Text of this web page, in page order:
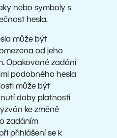
nebo symboly s
hesla.
může být
od jeho
Opakované zadání
podobného hesla
může být
doby platnosti
ke změně
zadáním
přihlášení se k